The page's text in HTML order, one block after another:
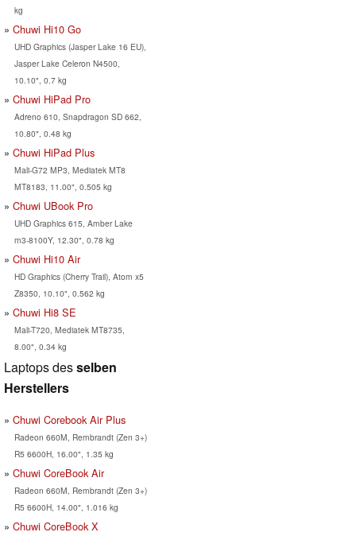
kg
Chuwi Hi10 Go
UHD Graphics (Jasper Lake 16 EU),
Jasper Lake Celeron N4500,
10.10", 0.7 kg
Chuwi HiPad Pro
Adreno 610, Snapdragon SD 662,
10.80", 0.48 kg
Chuwi HiPad Plus
Mali-G72 MP3, Mediatek MT8
MT8183, 11.00", 0.505 kg
Chuwi UBook Pro
UHD Graphics 615, Amber Lake
m3-8100Y, 12.30", 0.78 kg
Chuwi Hi10 Air
HD Graphics (Cherry Trail), Atom x5
Z8350, 10.10", 0.562 kg
Chuwi Hi8 SE
Mali-T720, Mediatek MT8735,
8.00", 0.34 kg
Laptops desselben
Herstellers
Chuwi Corebook Air Plus
Radeon 660M, Rembrandt (Zen 3+)
R5 6600H, 16.00", 1.35 kg
Chuwi CoreBook Air
Radeon 660M, Rembrandt (Zen 3+)
R5 6600H, 14.00", 1.016 kg
Chuwi CoreBook X